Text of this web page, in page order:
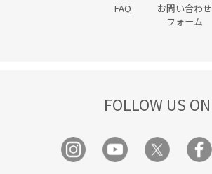
FAQ
お問い合わせ
フォーム
FOLLOW US ON